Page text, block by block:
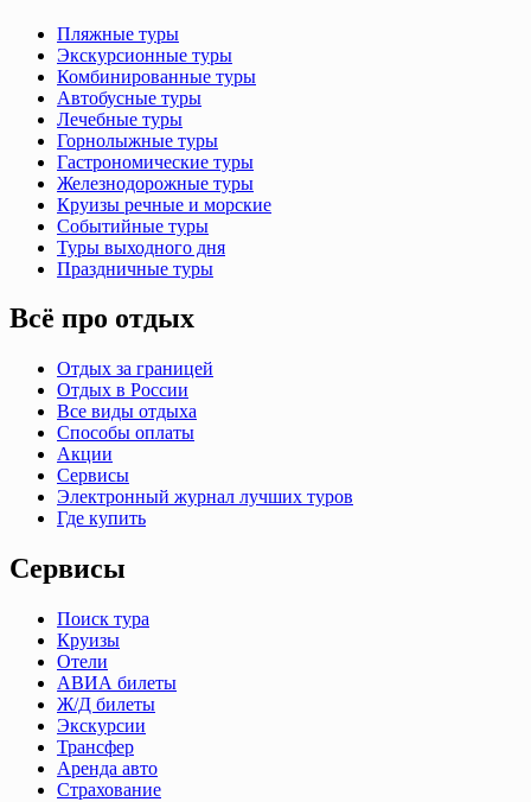
Пляжные туры
Экскурсионные туры
Комбинированные туры
Автобусные туры
Лечебные туры
Горнолыжные туры
Гастрономические туры
Железнодорожные туры
Круизы речные и морские
Событийные туры
Туры выходного дня
Праздничные туры
Всё про отдых
Отдых за границей
Отдых в России
Все виды отдыха
Способы оплаты
Акции
Сервисы
Электронный журнал лучших туров
Где купить
Сервисы
Поиск тура
Круизы
Отели
АВИА билеты
Ж/Д билеты
Экскурсии
Трансфер
Аренда авто
Страхование